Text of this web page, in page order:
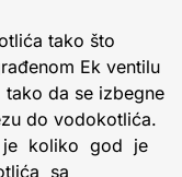
tako što
Ek ventilu
da se izbegne
do vodokotlića.
je koliko god je
sa